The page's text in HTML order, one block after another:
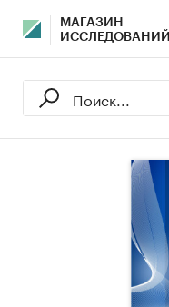
МАГАЗИН
ИССЛЕДОВАНИЙ